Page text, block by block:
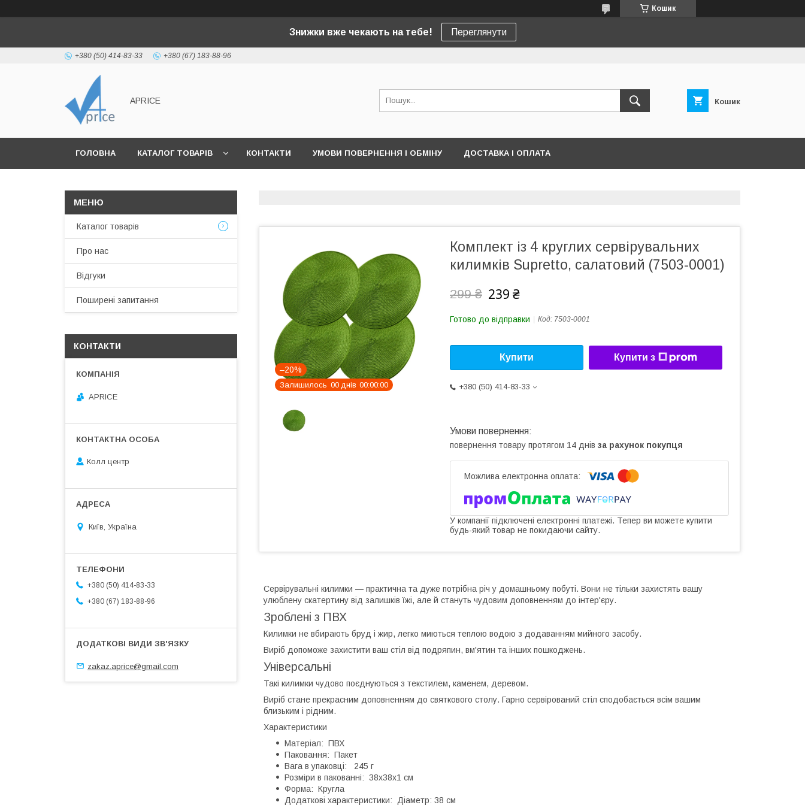
Кошик
Знижки вже чекають на тебе! Переглянути
+380 (50) 414-83-33 +380 (67) 183-88-96
APRICE Кошик
ГОЛОВНА КАТАЛОГ ТОВАРІВ КОНТАКТИ УМОВИ ПОВЕРНЕННЯ І ОБМІНУ ДОСТАВКА І ОПЛАТА
–20%
Залишилось 00 днів 00 00 00
Комплект із 4 круглих сервірувальних
килимків Supretto, салатовий (7503-0001)
299 ₴ 239 ₴
Готово до відправки Код: 7503-0001
Купити Купити з
+380 (50) 414-83-33
повернення товару протягом 14 днів за рахунок покупця
У компанії підключені електронні платежі. Тепер ви можете купити
будь-який товар не покидаючи сайту.
Сервірувальні килимки — практична та дуже потрібна річ у домашньому побуті. Вони не тільки захистять вашу
улюблену скатертину від залишків їжі, але й стануть чудовим доповненням до інтер'єру.
Зроблені з ПВХ
Килимки не вбирають бруд і жир, легко миються теплою водою з додаванням мийного засобу.
Виріб допоможе захистити ваш стіл від подряпин, вм'ятин та інших пошкоджень.
Універсальні
Такі килимки чудово поєднуються з текстилем, каменем, деревом.
Виріб стане прекрасним доповненням до святкового столу. Гарно сервірований стіл сподобається всім вашим
близьким і рідним.
Характеристики
Матеріал: ПВХ
Паковання: Пакет
Вага в упаковці: 245 г
Розміри в пакованні: 38х38х1 см
Форма: Кругла
Додаткові характеристики: Діаметр: 38 см
Каталог товарів
Про нас
Відгуки
Поширені запитання
КОНТАКТИ
APRICE
Колл центр
Київ, Україна
+380 (50) 414-83-33
+380 (67) 183-88-96
zakaz.aprice@gmail.com